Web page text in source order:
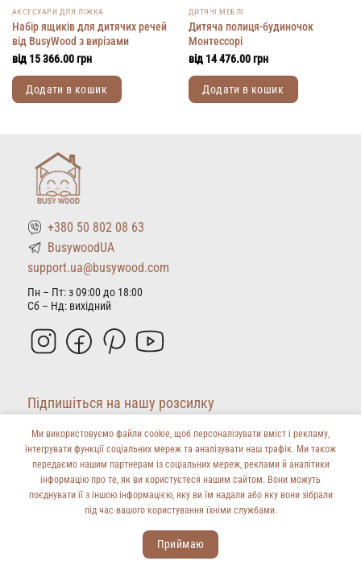
АКСЕСУАРИ ДЛЯ ЛІЖКА
Набір ящиків для дитячих речей
від BusyWood з вирізами
від 15 366.00грн
Додати в кошик
кілька
варіантів.
Параметри
вибрати
сторінці
ДИТЯЧІ МЕБЛІ
Дитяча полиця-будиночок
Монтессорі
від 14 476.00грн
Додати в кошик
+380 50 802 08 63
BusywoodUA
support.ua@busywood.com
Пн – Пт: з 09:00 до 18:00
Сб – Нд: вихідний
Підпишіться на нашу розсилку
Натискаючи на кнопку, ви даєте згоду на обробку персональних даних та погоджуєтеся з
Copyright 2026 ©busywood.com
Ми використовуємо файли cookie, щоб персоналізувати вміст і рекламу,
інтегрувати функції соціальних мереж та аналізувати наш трафік. Ми також
передаємо нашим партнерам із соціальних мереж, реклами й аналітики
інформацію про те, як ви користуєтеся нашим сайтом. Вони можуть
поєднувати її з іншою інформацією, яку ви їм надали або яку вони зібрали
під час вашого користування їхніми службами.
Приймаю